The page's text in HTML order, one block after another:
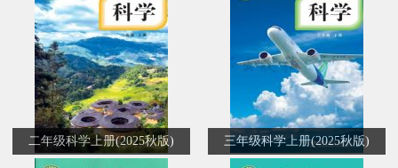
二年级科学上册(2025秋版) 三年级科学上册(2025秋版)